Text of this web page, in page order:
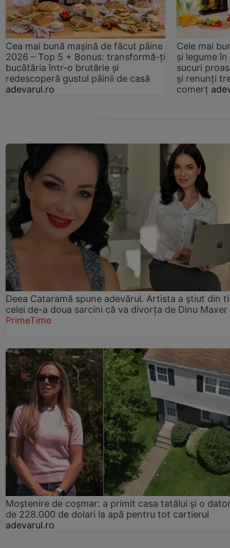
Cea mai bună mașină de făcut pâine
2026 – Top 5 + Bonus: transformă-ți
bucătăria într-o brutărie și
redescoperă gustul pâinii de casă
adevarul.ro
Cele mai
și legume
sucuri
și renunți
comerț
Deea Cataramă spune adevărul. Artista a știut din
celei de-a doua sarcini că va divorța de Dinu Maxer
PrimeTime
Moștenire de coșmar: a primit casa tatălui și o
de 228.000 de dolari la apă pentru tot cartierul
adevarul.ro